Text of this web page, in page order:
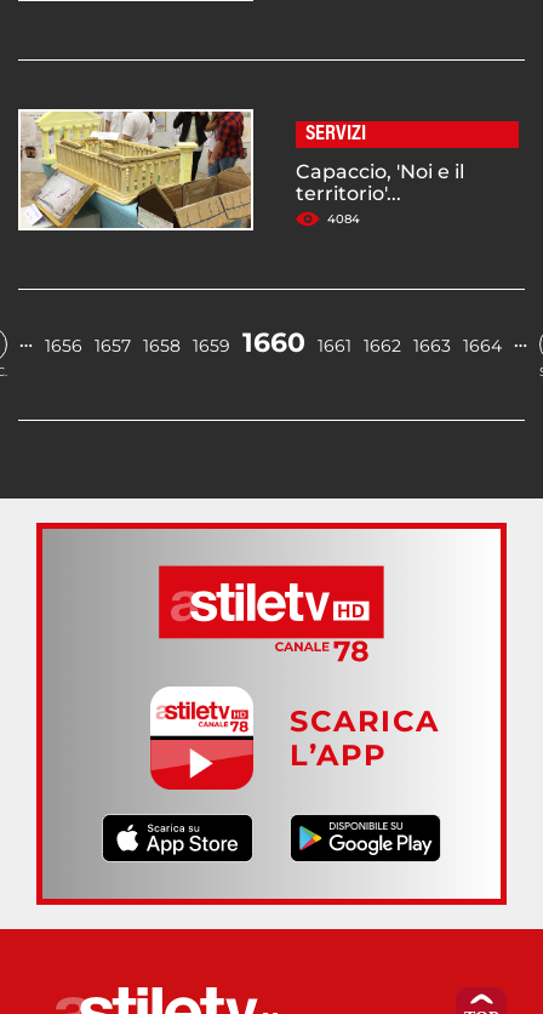
SERVIZI
Capaccio, 'Noi e il
territorio'...
4084
… 1656 1657 1658 1659 1660 1661 1662 1663 1664 …
SCARICA
L’APP